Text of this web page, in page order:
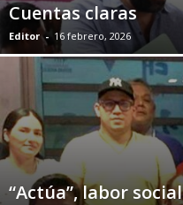
Cuentas claras
Editor - 16 febrero, 2026
“Actúa”, labor social